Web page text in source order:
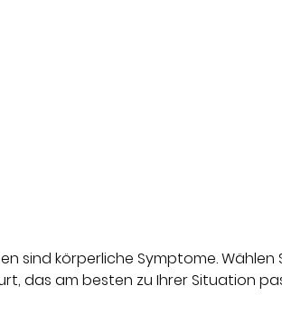
sind körperliche Symptome.
das am besten zu Ihrer Situation